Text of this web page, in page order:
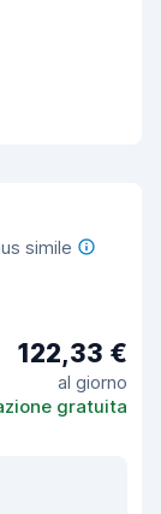
simile
122,33 €
al giorno
gratuita